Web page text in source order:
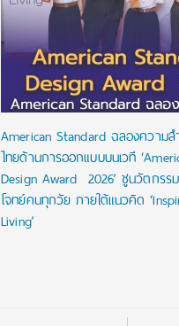
American Standard ฉลองความส
ไทยด้านการออกแบบบนเวที
Design Award 2026’ ชูนวัตกรร
โจทย์คนทุกวัย ภายใต้แนวคิด
Living’